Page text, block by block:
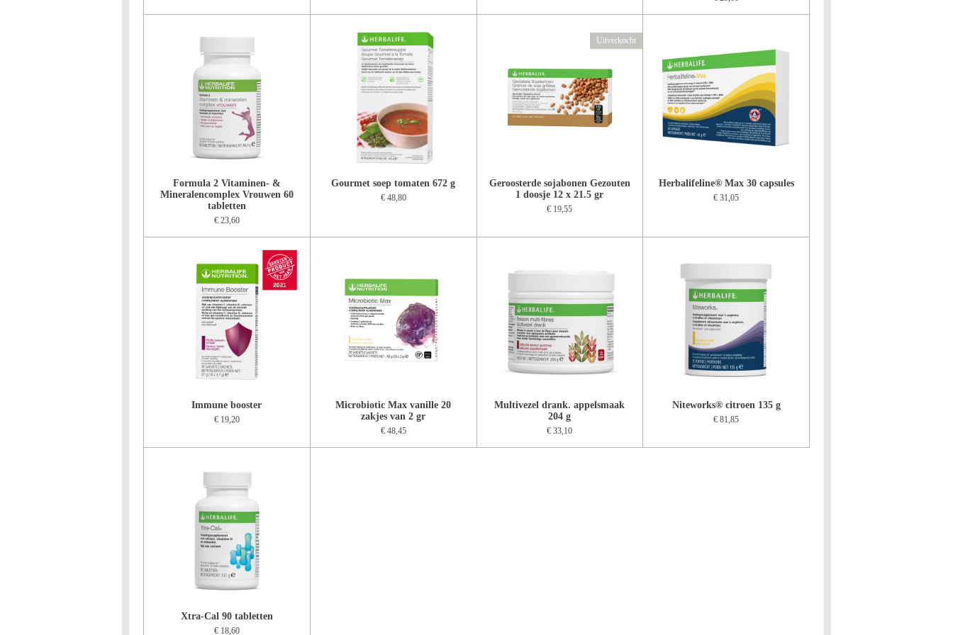
Formula 2 Vitaminen- &
Mineralencomplex Vrouwen 60
tabletten
€ 23,60
Gourmet soep tomaten 672 g
€ 48,80
Uitverkocht
Geroosterde sojabonen Gezouten
1 doosje 12 x 21.5 gr
€ 19,55
Herbalifeline® Max 30 capsules
€ 31,05
Immune booster
€ 19,20
Microbiotic Max vanille 20
zakjes van 2 gr
€ 48,45
Multivezel drank. appelsmaak
204 g
€ 33,10
Niteworks® citroen 135 g
€ 81,85
Xtra-Cal 90 tabletten
€ 18,60